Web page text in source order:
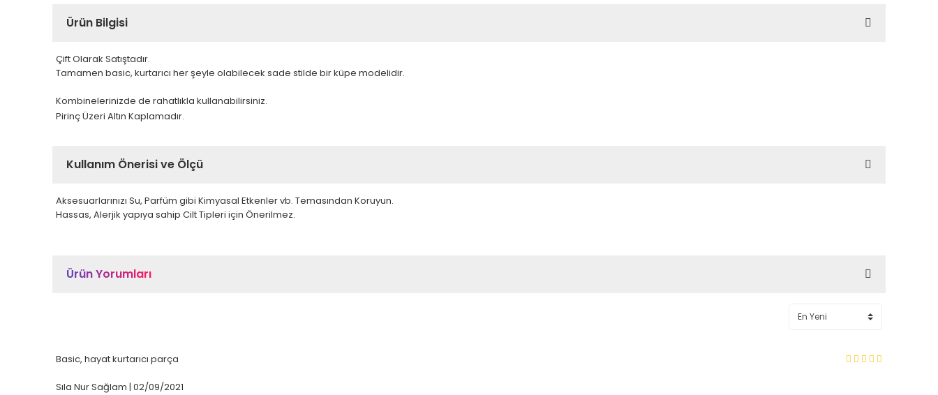
Ürün Bilgisi
Çift Olarak Satıştadır.
Tamamen basic, kurtarıcı her şeyle olabilecek sade stilde bir küpe modelidir.
Kombinelerinizde de rahatlıkla kullanabilirsiniz.
Pirinç Üzeri Altın Kaplamadır.
Kullanım Önerisi ve Ölçü
Aksesuarlarınızı Su, Parfüm gibi Kimyasal Etkenler vb. Temasından Koruyun.
Hassas, Alerjik yapıya sahip Cilt Tipleri için Önerilmez.
Ürün Yorumları
Basic, hayat kurtarıcı parça
Sıla Nur Sağlam | 02/09/2021